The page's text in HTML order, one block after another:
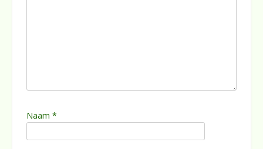
Naam *